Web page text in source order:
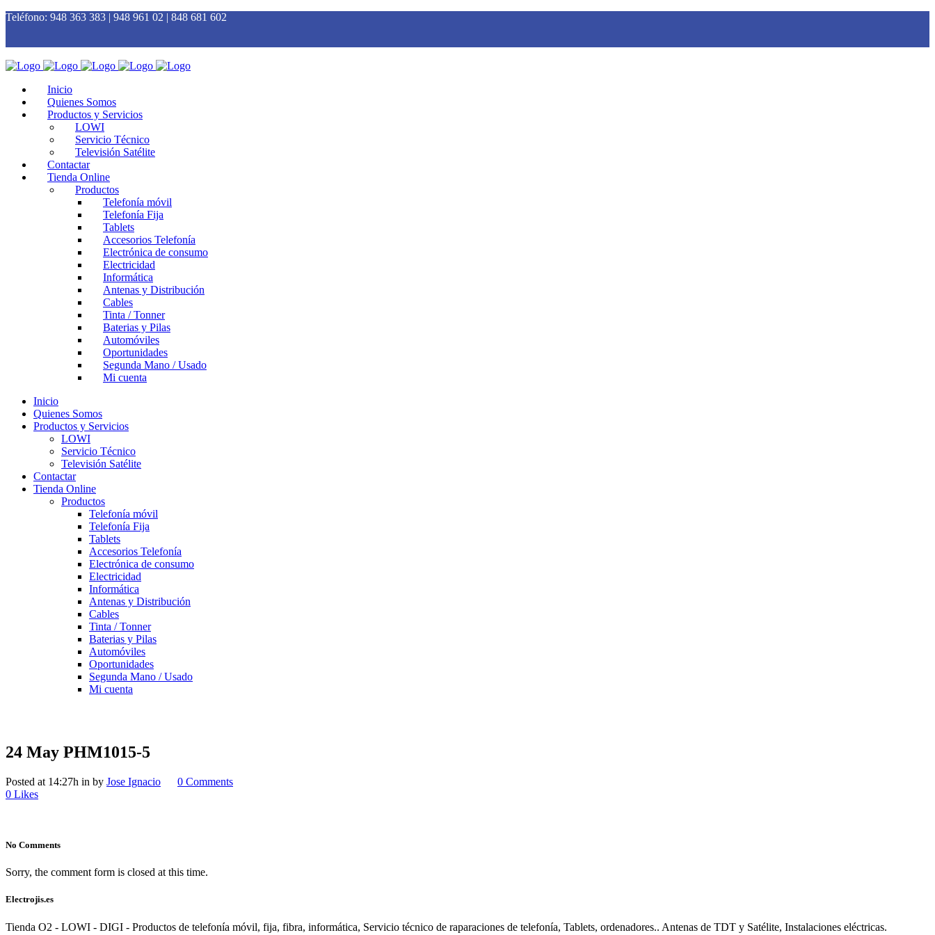
Teléfono: 948 363 383 | 948 961 02 | 848 681 602
Inicio
Quienes Somos
Productos y Servicios
LOWI
Servicio Técnico
Televisión Satélite
Contactar
Tienda Online
Productos
Telefonía móvil
Telefonía Fija
Tablets
Accesorios Telefonía
Electrónica de consumo
Electricidad
Informática
Antenas y Distribución
Cables
Tinta / Tonner
Baterias y Pilas
Automóviles
Oportunidades
Segunda Mano / Usado
Mi cuenta
Inicio
Quienes Somos
Productos y Servicios
LOWI
Servicio Técnico
Televisión Satélite
Contactar
Tienda Online
Productos
Telefonía móvil
Telefonía Fija
Tablets
Accesorios Telefonía
Electrónica de consumo
Electricidad
Informática
Antenas y Distribución
Cables
Tinta / Tonner
Baterias y Pilas
Automóviles
Oportunidades
Segunda Mano / Usado
Mi cuenta
24 May PHM1015-5
Posted at 14:27h in by Jose Ignacio
0 Comments
0 Likes
No Comments
Sorry, the comment form is closed at this time.
Electrojis.es
Tienda O2 - LOWI - DIGI - Productos de telefonía móvil, fija, fibra, informática, Servicio técnico de raparaciones de telefonía, Tablets, ordenadores.. Antenas de TDT y Satélite, Instalaciones eléctricas.